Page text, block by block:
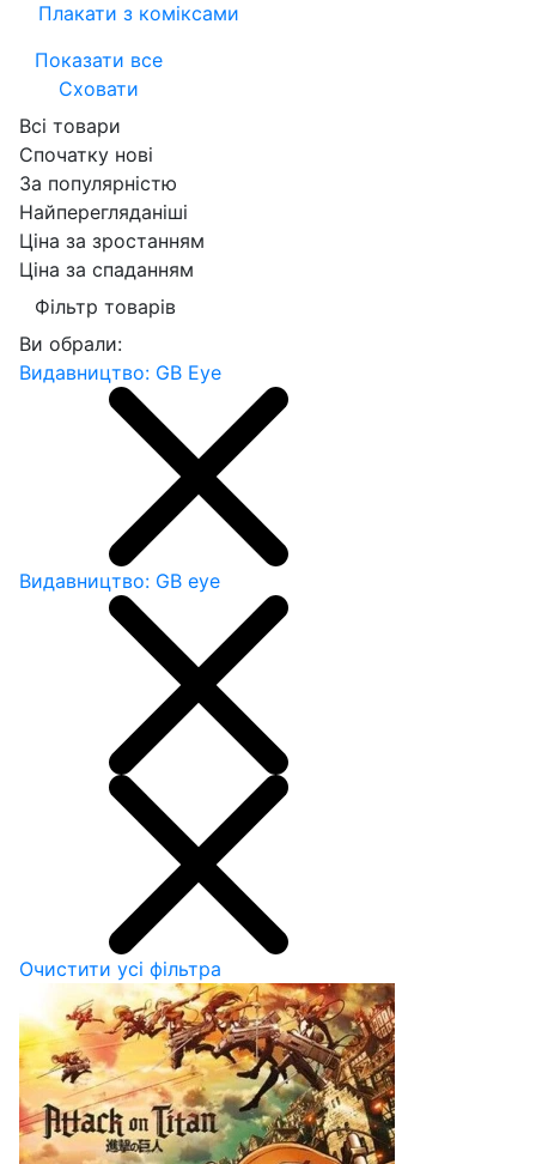
Плакати з коміксами
Показати все
Сховати
Всі товари
Спочатку нові
За популярністю
Найперегляданіші
Ціна за зростанням
Ціна за спаданням
Фільтр товарів
Ви обрали:
Видавництво: GB Eye
Видавництво: GB eye
Очистити усі фільтра